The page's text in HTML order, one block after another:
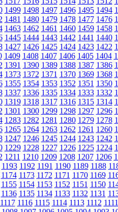
1499 1498 1497 1496 1495 1494
1481 1480 1479 1478 1477 1476
1463 1462 1461 1460 1459 1458
1445 1444 1443 1442 1441 1440
1427 1426 1425 1424 1423 1422
1409 1408 1407 1406 1405 1404
1391 1390 1389 1388 1387 1386
1373 1372 1371 1370 1369 1368
1355 1354 1353 1352 1351 1350
1337 1336 1335 1334 1333 1332
1319 1318 1317 1316 1315 1314
1301 1300 1299 1298 1297 1296
1283 1282 1281 1280 1279 1278
1265 1264 1263 1262 1261 1260
1247 1246 1245 1244 1243 1242
1229 1228 1227 1226 1225 1224
1211 1210 1209 1208 1207 1206
1193 1192 1191 1190 1189 1188
1174 1173 1172 1171 1170 1169
1155 1154 1153 1152 1151 1150
1136 1135 1134 1133 1132 1131
1117 1116 1115 1114 1113 1112 1111